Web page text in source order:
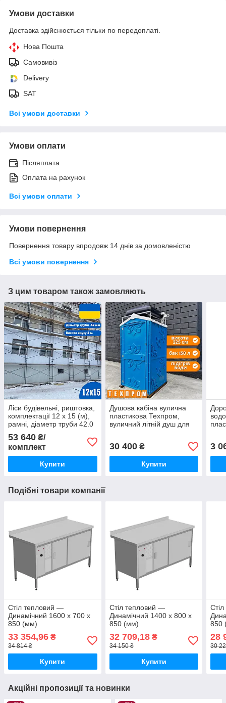
Умови доставки
Доставка здійснюється тільки по передоплаті.
Нова Пошта
Самовивіз
Delivery
SAT
Всі умови доставки
Умови оплати
Післяплата
Оплата на рахунок
Всі умови оплати
Умови повернення
Повернення товару впродовж 14 днів за домовленістю
Всі умови повернення
З цим товаром також замовляють
Ліси будівельні, риштовка,
комплектації 12 х 15 (м),
рамні, діаметр труби 42.0
(мм)
53 640 ₴/
комплект
Купити
Душова кабіна вулична
пластикова Техпром,
вуличний літній душ для
30 400₴
Купити
3
Подібні товари компанії
Стіл тепловий —
Динамічний 1600 х 700 х
850 (мм)
33 354,96 ₴
34 814 ₴
Купити
Стіл тепловий —
Динамічний 1400 х 800 х
850 (мм)
32 709,18₴
34 150 ₴
Купити
850
28
30
Акційні пропозиції та новинки